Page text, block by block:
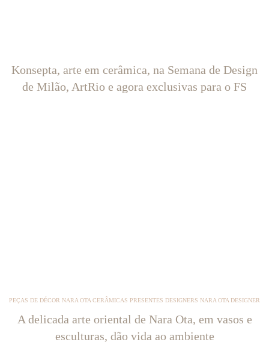
Konsepta, arte em cerâmica, na Semana de Design
de Milão, ArtRio e agora exclusivas para o FS
PEÇAS DE DÉCOR NARA OTA CERÂMICAS PRESENTES DESIGNERS NARA OTA DESIGNER
A delicada arte oriental de Nara Ota, em vasos e
esculturas, dão vida ao ambiente